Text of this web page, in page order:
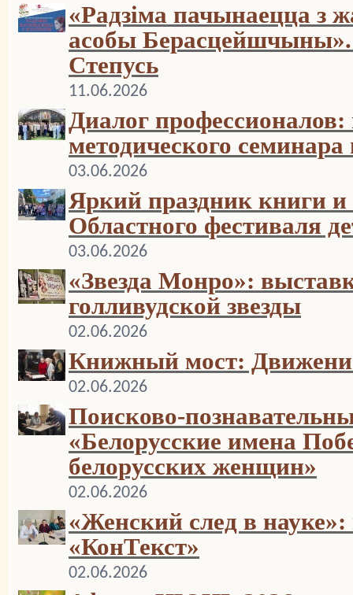
«Радзіма пачынаецца з
асобы Берасцейшчыны».
Степусь
11.06.2026
Диалог профессионалов:
методического
03.06.2026
Яркий праздник книги
Областного фестиваля
03.06.2026
«Звезда Монро»:
голливудской звезды
02.06.2026
Книжный мост:
02.06.2026
Поисково-
«Белорусские имена
белорусских женщин»
02.06.2026
«Женский след в науке»:
«КонТекст»
02.06.2026